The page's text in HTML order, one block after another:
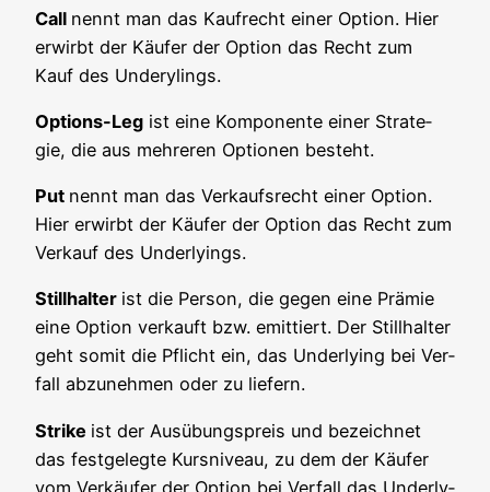
Call nennt man das Kauf­recht einer Opti­on. Hier
erwirbt der Käu­fer der Opti­on das Recht zum
Kauf des Underylings.
Opti­ons-Leg ist eine Kom­po­nen­te einer Stra­te­
gie, die aus meh­re­ren Optio­nen besteht.
Put nennt man das Ver­kaufs­recht einer Opti­on.
Hier erwirbt der Käu­fer der Opti­on das Recht zum
Ver­kauf des Underlyings.
Still­hal­ter ist die Per­son, die gegen eine Prä­mie
eine Opti­on ver­kauft bzw. emit­tiert. Der Still­hal­ter
geht somit die Pflicht ein, das Under­ly­ing bei Ver­
fall abzu­neh­men oder zu liefern.
Strike ist der Aus­übungs­preis und bezeich­net
das fest­ge­leg­te Kurs­ni­veau, zu dem der Käu­fer
vom Ver­käu­fer der Opti­on bei Ver­fall das Under­ly­